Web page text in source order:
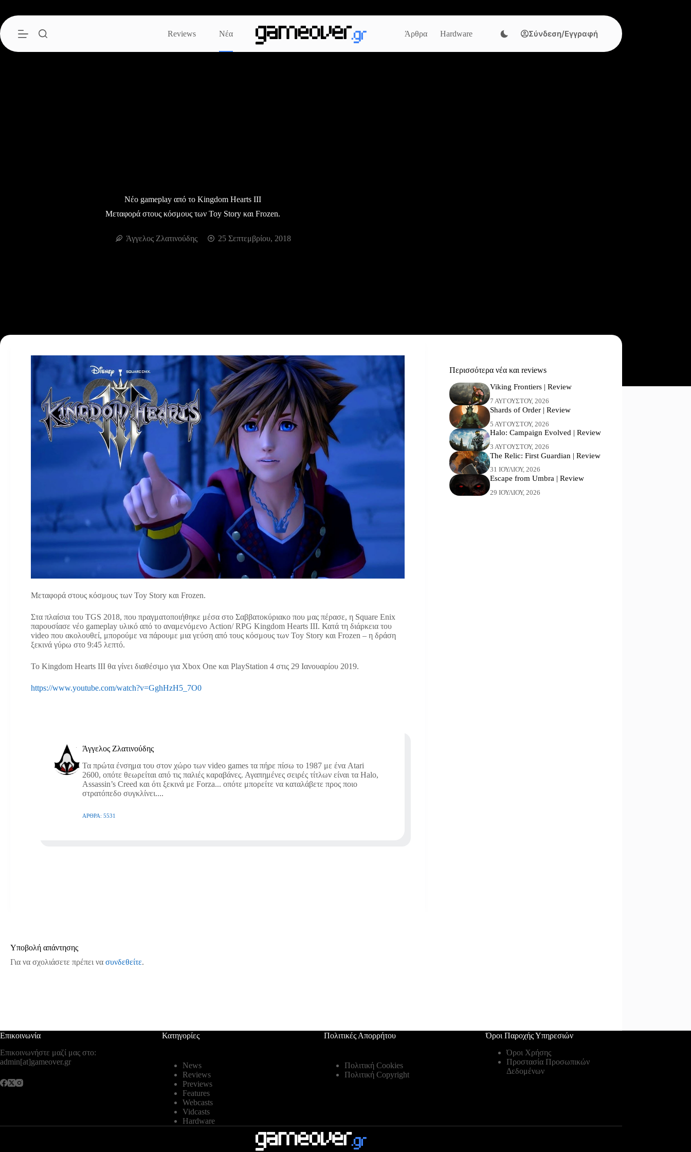
περιεχόμενο
Reviews
Νέα Άρθρα Hardware Σύνδεση/Εγγραφή
Νέο gameplay από το Kingdom Hearts III
Μεταφορά στους κόσμους των Toy Story και Frozen.
Άγγελος Ζλατινούδης 25 Σεπτεμβρίου, 2018
Μεταφορά στους κόσμους των Toy Story και Frozen.
Στα πλαίσια του TGS 2018, που πραγματοποιήθηκε μέσα στο Σαββατοκύριακο που μας πέρασε, η Square Enix
παρουσίασε νέο gameplay υλικό από το αναμενόμενο Action/ RPG Kingdom Hearts III. Κατά τη διάρκεια του
video που ακολουθεί, μπορούμε να πάρουμε μια γεύση από τους κόσμους των Toy Story και Frozen – η δράση
ξεκινά γύρω στο 9:45 λεπτό.
Το Kingdom Hearts III θα γίνει διαθέσιμο για Xbox One και PlayStation 4 στις 29 Ιανουαρίου 2019.
https://www.youtube.com/watch?v=GghHzH5_7O0
Άγγελος Ζλατινούδης
Τα πρώτα ένσημα του στον χώρο των video games τα πήρε πίσω το 1987 με ένα Atari
2600, οπότε θεωρείται από τις παλιές καραβάνες. Αγαπημένες σειρές τίτλων είναι τα Halo,
Assassin’s Creed και ότι ξεκινά με Forza... οπότε μπορείτε να καταλάβετε προς ποιο
στρατόπεδο συγκλίνει....
ΆΡΘΡΑ: 5531
Περισσότερα νέα και reviews
Viking Frontiers | Review
7 ΑΥΓΟΎΣΤΟΥ, 2026
Shards of Order | Review
5 ΑΥΓΟΎΣΤΟΥ, 2026
Halo: Campaign Evolved | Review
3 ΑΥΓΟΎΣΤΟΥ, 2026
The Relic: First Guardian | Review
31 ΙΟΥΛΊΟΥ, 2026
Escape from Umbra | Review
29 ΙΟΥΛΊΟΥ, 2026
Υποβολή απάντησης
Για να σχολιάσετε πρέπει να συνδεθείτε.
Επικοινωνία
Επικοινωνήστε μαζί μας στο:
admin[at]gameover.gr
Κατηγορίες
News
Reviews
Previews
Features
Webcasts
Vidcasts
Hardware
Πολιτικές Απορρήτου
Πολιτική Cookies
Πολιτική Copyright
Όροι Παροχής Υπηρεσιών
Όροι Χρήσης
Προστασία Προσωπικών
Δεδομένων